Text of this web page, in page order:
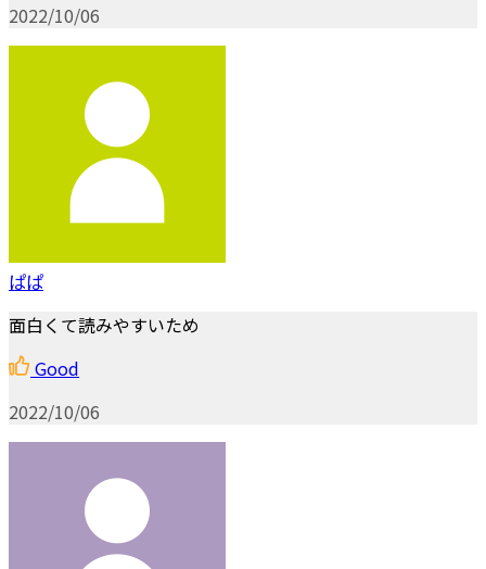
2022/10/06
ぱぱ
面白くて読みやすいため
Good
2022/10/06